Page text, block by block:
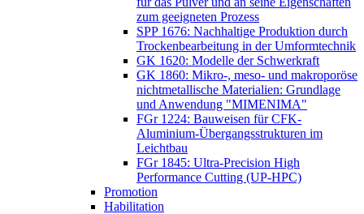
zum geeigneten Prozess
SPP 1676: Nachhaltige Produktion durch
Trockenbearbeitung in der Umformtechnik
GK 1620: Modelle der Schwerkraft
GK 1860: Mikro-, meso- und makroporöse
nichtmetallische Materialien: Grundlage
und Anwendung "MIMENIMA"
FGr 1224: Bauweisen für CFK-
Aluminium-Übergangsstrukturen im
Leichtbau
FGr 1845: Ultra-Precision High
Performance Cutting (UP-HPC)
Promotion
Habilitation